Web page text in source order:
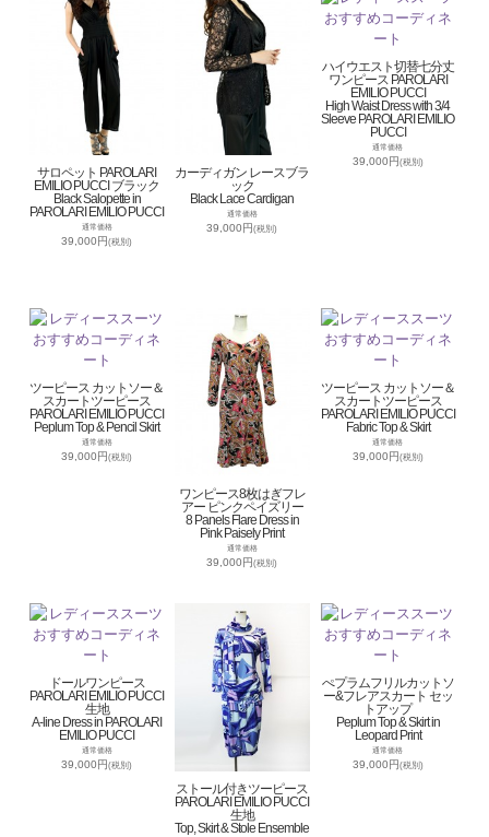
サロペット PAROLARI
EMILIO PUCCI ブラック
Black Salopette in
PAROLARI EMILIO PUCCI
通常価格
39,000円(税別)
カーディガン レースブラ
ック
Black Lace Cardigan
通常価格
39,000円(税別)
ハイウエスト切替七分丈
ワンピース PAROLARI
EMILIO PUCCI
High Waist Dress with 3/4
Sleeve PAROLARI EMILIO
PUCCI
通常価格
39,000円(税別)
ツーピース カットソー＆
スカートツーピース
PAROLARI EMILIO PUCCI
Peplum Top & Pencil Skirt
通常価格
39,000円(税別)
ワンピース8枚はぎフレ
アー ピンクペイズリー
8 Panels Flare Dress in
Pink Paisely Print
通常価格
39,000円(税別)
ツーピース カットソー＆
スカートツーピース
PAROLARI EMILIO PUCCI
Fabric Top & Skirt
通常価格
39,000円(税別)
ドールワンピース
PAROLARI EMILIO PUCCI
生地
A-line Dress in PAROLARI
EMILIO PUCCI
通常価格
39,000円(税別)
ストール付きツーピース
PAROLARI EMILIO PUCCI
生地
Top, Skirt & Stole Ensemble
ぺプラムフリルカットソ
ー&フレアスカート セッ
トアップ
Peplum Top & Skirt in
Leopard Print
通常価格
39,000円(税別)